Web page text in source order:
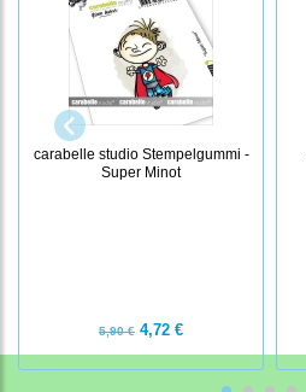
carabelle studio Stempelgummi -
Super Minot
5,90 € 4,72 €